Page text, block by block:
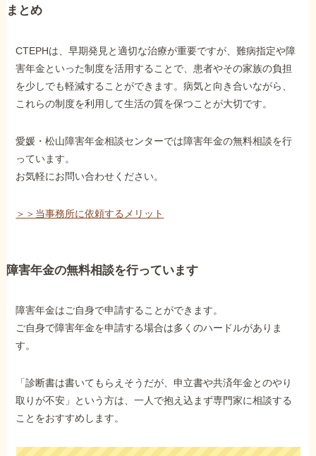
まとめ
CTEPHは、早期発見と適切な治療が重要ですが、難病指定や障
害年金といった制度を活用することで、患者やその家族の負担
を少しでも軽減することができます。病気と向き合いながら、
これらの制度を利用して生活の質を保つことが大切です。
愛媛・松山障害年金相談センターでは障害年金の無料相談を行
っています。
お気軽にお問い合わせください。
＞＞当事務所に依頼するメリット
障害年金の無料相談を行っています
障害年金はご自身で申請することができます。
ご自身で障害年金を申請する場合は多くのハードルがありま
す。
「診断書は書いてもらえそうだが、申立書や共済年金とのやり
取りが不安」という方は、一人で抱え込まず専門家に相談する
ことをおすすめします。